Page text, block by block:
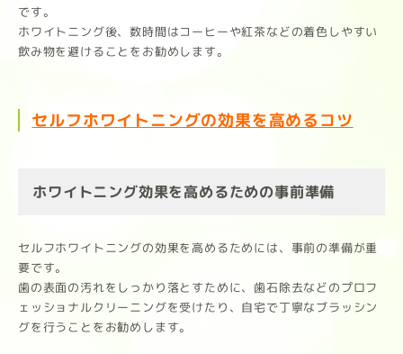
です。
ホワイトニング後、数時間はコーヒーや紅茶などの着色しやすい
飲み物を避けることをお勧めします。
セルフホワイトニングの効果を高めるコツ
ホワイトニング効果を高めるための事前準備
セルフホワイトニングの効果を高めるためには、事前の準備が重
要です。
歯の表面の汚れをしっかり落とすために、歯石除去などのプロフ
ェッショナルクリーニングを受けたり、自宅で丁寧なブラッシン
グを行うことをお勧めします。